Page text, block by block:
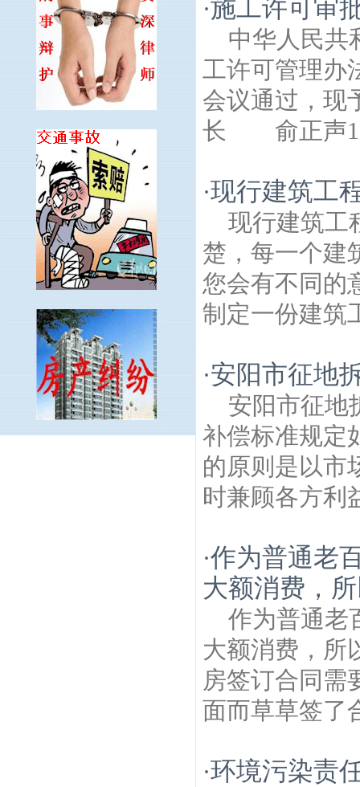
·施工许可审
中华人民
工许可管理办
会议通过，现
长 俞正声
·现行建筑工
现行建筑工
楚，每一个建
您会有不同的
制定一份建筑
·安阳市征地
安阳市征地
补偿标准规定
的原则是以市
时兼顾各方利
·作为普通老
大额消费，
作为普通老
大额消费，所
房签订合同需
面而草草签了
·环境污染责